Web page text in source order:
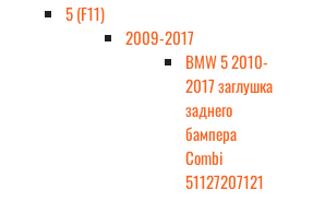
5 (F11)
2009-2017
BMW 5 2010-
2017 заглушка
заднего
бампера
Combi
51127207121